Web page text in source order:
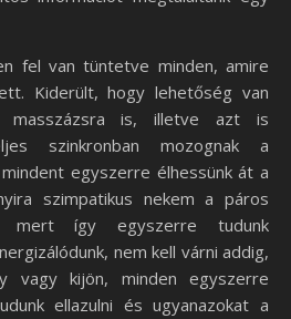
fel van tüntetve minden, amire
Kiderült, hogy lehetőség van
masszázsra is, illetve azt is
szinkronban mozognak a
egyszerre élhessünk át a
szimpatikus nekem a páros
mert így egyszerre tudunk
nem kell várni addig,
vagy kijön, minden egyszerre
ellazulni és ugyanazokat a